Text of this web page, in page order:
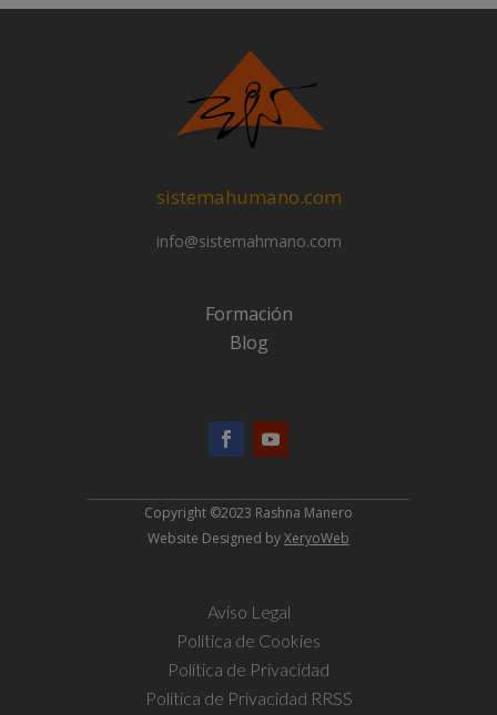
sistemahumano.com
info@sistemahmano.com
Formación
Blog
Copyright ©2023 Rashna Manero
Website Designed byXeryoWeb
Aviso Legal
Política de Cookies
Política de Privacidad
Política de Privacidad RRSS